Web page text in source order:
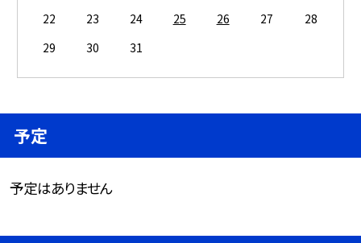
22
23 24 25 26 27
28
29
30 31
予定
予定はありません